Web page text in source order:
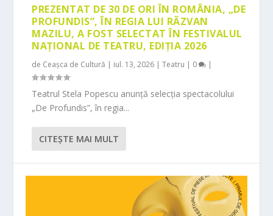
PREZENTAT DE 30 DE ORI ÎN ROMÂNIA, „DE
PROFUNDIS”, ÎN REGIA LUI RĂZVAN
MAZILU, A FOST SELECTAT ÎN FESTIVALUL
NAȚIONAL DE TEATRU, EDIȚIA 2026
de Ceașca de Cultură | iul. 13, 2026 |Teatru | 0 |
Teatrul Stela Popescu anunță selecția spectacolului
„De Profundis”, în regia...
CITEŞTE MAI MULT